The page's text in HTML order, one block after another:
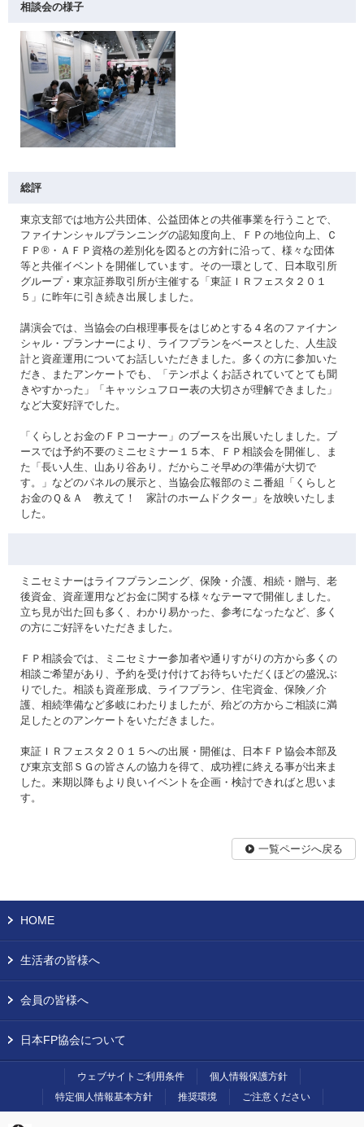
相談会の様子
総評
東京支部では地方公共団体、公益団体との共催事業を行うことで、
ファイナンシャルプランニングの認知度向上、ＦＰの地位向上、Ｃ
ＦＰ®・ＡＦＰ資格の差別化を図るとの方針に沿って、様々な団体
等と共催イベントを開催しています。その一環として、日本取引所
グループ・東京証券取引所が主催する「東証ＩＲフェスタ２０１
５」に昨年に引き続き出展しました。
講演会では、当協会の白根理事長をはじめとする４名のファイナン
シャル・プランナーにより、ライフプランをベースとした、人生設
計と資産運用についてお話しいただきました。多くの方に参加いた
だき、またアンケートでも、「テンポよくお話されていてとても聞
きやすかった」「キャッシュフロー表の大切さが理解できました」
など大変好評でした。
「くらしとお金のＦＰコーナー」のブースを出展いたしました。ブ
ースでは予約不要のミニセミナー１５本、ＦＰ相談会を開催し、ま
た「長い人生、山あり谷あり。だからこそ早めの準備が大切で
す。」などのパネルの展示と、当協会広報部のミニ番組「くらしと
お金のＱ＆Ａ 教えて！ 家計のホームドクター」を放映いたしま
した。
ミニセミナーはライフプランニング、保険・介護、相続・贈与、老
後資金、資産運用などお金に関する様々なテーマで開催しました。
立ち見が出た回も多く、わかり易かった、参考になったなど、多く
の方にご好評をいただきました。
ＦＰ相談会では、ミニセミナー参加者や通りすがりの方から多くの
相談ご希望があり、予約を受け付けてお待ちいただくほどの盛況ぶ
りでした。相談も資産形成、ライフプラン、住宅資金、保険／介
護、相続準備など多岐にわたりましたが、殆どの方からご相談に満
足したとのアンケートをいただきました。
東証ＩＲフェスタ２０１５への出展・開催は、日本ＦＰ協会本部及
び東京支部ＳＧの皆さんの協力を得て、成功裡に終える事が出来ま
した。来期以降もより良いイベントを企画・検討できればと思いま
す。
一覧ページへ戻る
HOME
生活者の皆様へ
会員の皆様へ
日本FP協会について
ウェブサイトご利用条件
個人情報保護方針
特定個人情報基本方針
推奨環境 ご注意ください